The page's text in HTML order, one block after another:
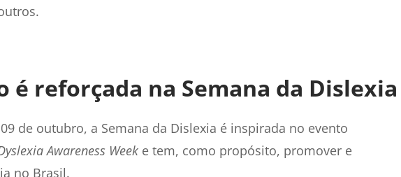
é reforçada na Semana da Dislexia
de outubro, a Semana da Dislexia é inspirada no evento
Awareness Week e tem, como propósito, promover e
no Brasil.